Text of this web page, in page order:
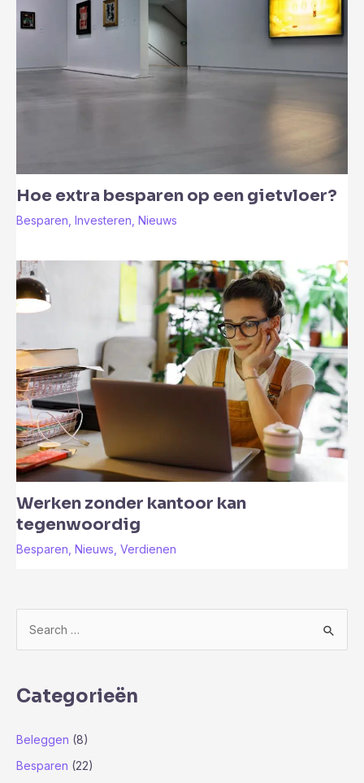
Hoe extra besparen op een gietvloer?
Besparen Investeren Nieuws
Werken zonder kantoor kan
tegenwoordig
Besparen Nieuws Verdienen
k
a
Categorieën
Beleggen (8)
Besparen (22)